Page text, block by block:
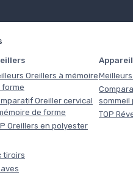
Oreillers à mémoire
forme
Oreiller cervical
de forme
Oreillers en polyester
sommeil
TOP
tiroirs